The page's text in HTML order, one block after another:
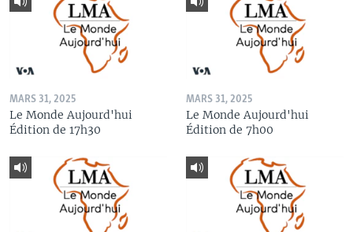
MARS 31, 2025
Le Monde Aujourd'hui
Édition de 17h30
MARS 31, 2025
Le Monde Aujourd'hui
Édition de 7h00